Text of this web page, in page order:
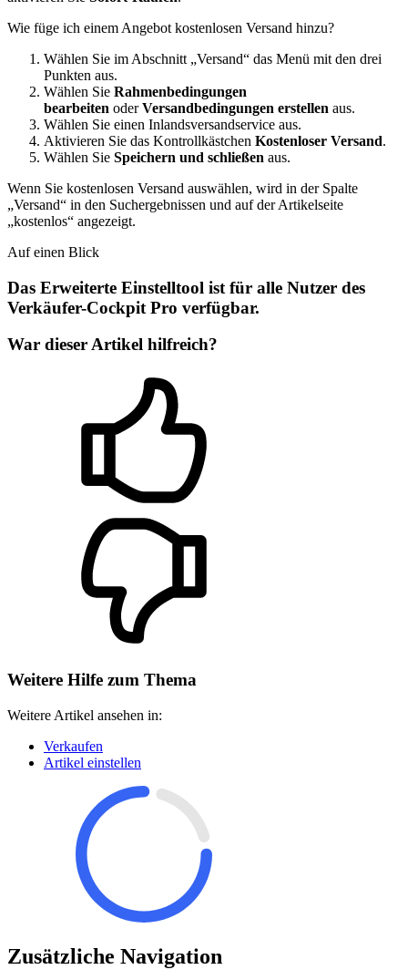
Wie füge ich einem Angebot kostenlosen Versand hinzu?
Wählen Sie im Abschnitt „Versand“ das Menü mit den drei
Punkten aus.
Wählen Sie Rahmenbedingungen
bearbeiten oderVersandbedingungen erstellen aus.
Wählen Sie einen Inlandsversandservice aus.
Aktivieren Sie das Kontrollkästchen Kostenloser Versand.
Wählen Sie Speichern und schließen aus.
Wenn Sie kostenlosen Versand auswählen, wird in der Spalte
„Versand“ in den Suchergebnissen und auf der Artikelseite
„kostenlos“ angezeigt.
Auf einen Blick
Das Erweiterte Einstelltool ist für alle Nutzer des
Verkäufer-Cockpit Pro verfügbar.
War dieser Artikel hilfreich?
Weitere Hilfe zum Thema
Weitere Artikel ansehen in:
Verkaufen
Artikel einstellen
Zusätzliche Navigation